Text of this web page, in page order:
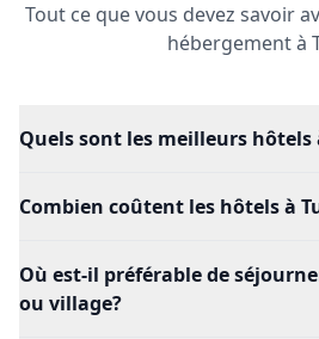
Tout ce que vous devez savoir
hébergement à
Quels sont les meilleurs hôtels
Combien coûtent les hôtels à
Où est-il préférable de
ou village?